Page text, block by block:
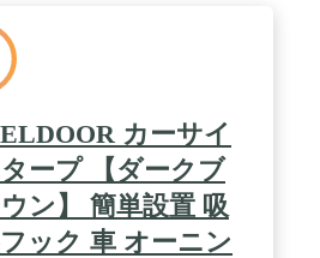
)330cm×350cm、収納時 :
材質：・生地 : ポリエステ
ファイバー 重量：(約)5kg、耐
付属品：・タープ×1・ポール
ペグ×9・ロープ×2・専用収納バ
(日本語) / [こんな商品をお探し
ーニング カーサイドオーニン
オーニングテント カーサイド
ドスクリーン 耐久性 カーサイ
イドシェルター カーサイドタ
カーサイ
タープ 【ダークブ
ン】 簡単設置 吸
ック 車 オーニン